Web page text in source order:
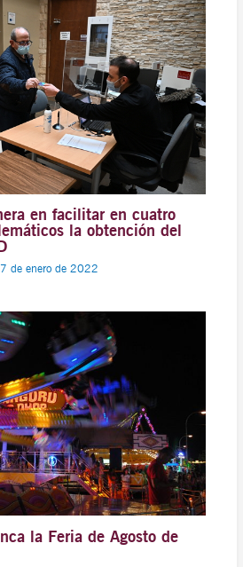
en facilitar en cuatro
la obtención del
de enero de 2022
la Feria de Agosto de